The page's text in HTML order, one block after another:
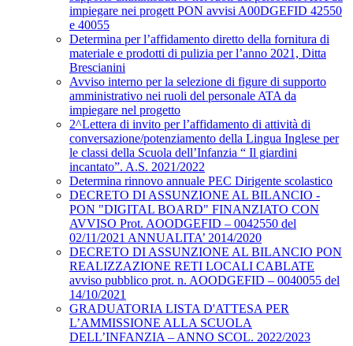
impiegare nei progett PON avvisi A00DGEFID 42550
e 40055
Determina per l’affidamento diretto della fornitura di
materiale e prodotti di pulizia per l’anno 2021, Ditta
Brescianini
Avviso interno per la selezione di figure di supporto
amministrativo nei ruoli del personale ATA da
impiegare nel progetto
2^Lettera di invito per l’affidamento di attività di
conversazione/potenziamento della Lingua Inglese per
le classi della Scuola dell’Infanzia “ Il giardini
incantato”. A.S. 2021/2022
Determina rinnovo annuale PEC Dirigente scolastico
DECRETO DI ASSUNZIONE AL BILANCIO -
PON "DIGITAL BOARD" FINANZIATO CON
AVVISO Prot. AOODGEFID – 0042550 del
02/11/2021 ANNUALITA’ 2014/2020
DECRETO DI ASSUNZIONE AL BILANCIO PON
REALIZZAZIONE RETI LOCALI CABLATE
avviso pubblico prot. n. AOODGEFID – 0040055 del
14/10/2021
GRADUATORIA LISTA D'ATTESA PER
L’AMMISSIONE ALLA SCUOLA
DELL’INFANZIA – ANNO SCOL. 2022/2023